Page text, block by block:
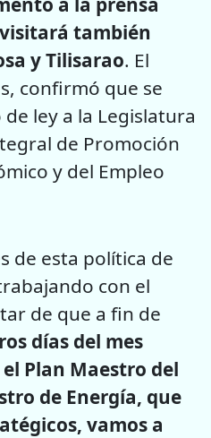
también
y Tilisarao. El
confirmó que se
ley a la Legislatura
de Promoción
y del Empleo
de esta política de
con el
de que a fin de
días del mes
Plan Maestro del
de Energía, que
vamos a